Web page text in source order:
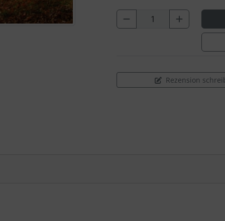
Rezension